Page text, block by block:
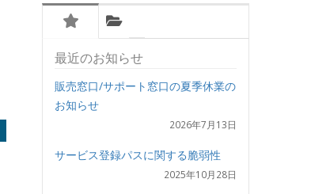
最近のお知らせ
販売窓口/サポート窓口の夏季休業の
お知らせ
2026年7月13日
サービス登録パスに関する脆弱性
2025年10月28日